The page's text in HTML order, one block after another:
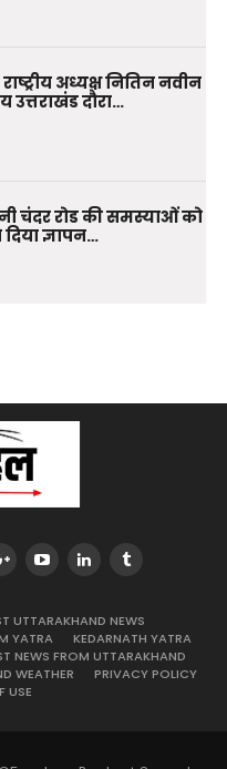
अध्यक्ष नितिन नवीन
दौरा…
चंदर रोड की समस्याओं को
ज्ञापन…
UTTARAKHAND NEWS
YATRA
KEDARNATH YATRA
NEWS FROM UTTARAKHAND
WEATHER
PRIVACY POLICY
USE